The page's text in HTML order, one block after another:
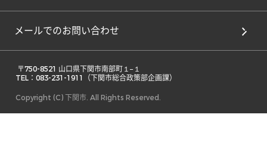
メールでのお問い合わせ
TEL：083-231-1911（下関市総合政策部企画課）
Copyright (C) 下関市. All Rights Reserved.